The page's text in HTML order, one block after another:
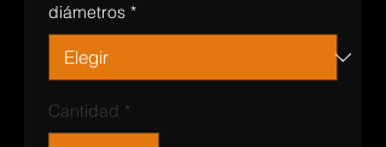
diámetros *
Cantidad *